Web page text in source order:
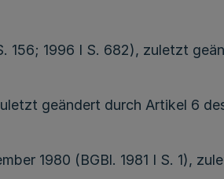
156; 1996 I S. 682), zuletzt
geändert durch Artikel 6
1980 (BGBl. 1981 I S. 1),